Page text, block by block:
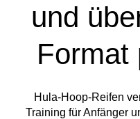
und
Format
Hula-Hoop-Reifen
Training für Anfänger